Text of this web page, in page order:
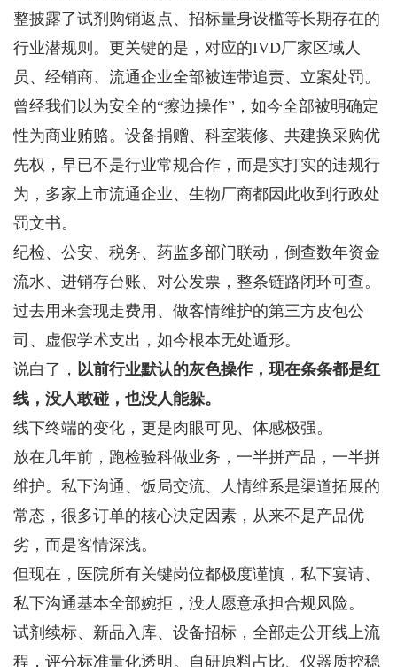
整披露了试剂购销返点、招标量身设槛等长期存在的
行业潜规则。更关键的是，对应的IVD厂家区域人
员、经销商、流通企业全部被连带追责、立案处罚。
曾经我们以为安全的“擦边操作”，如今全部被明确定
性为商业贿赂。设备捐赠、科室装修、共建换采购优
先权，早已不是行业常规合作，而是实打实的违规行
为，多家上市流通企业、生物厂商都因此收到行政处
罚文书。
纪检、公安、税务、药监多部门联动，倒查数年资金
流水、进销存台账、对公发票，整条链路闭环可查。
过去用来套现走费用、做客情维护的第三方皮包公
司、虚假学术支出，如今根本无处遁形。
说白了， 以前行业默认的灰色操作，现在条条都是红
线，没人敢碰，也没人能躲。
线下终端的变化，更是肉眼可见、体感极强。
放在几年前，跑检验科做业务，一半拼产品，一半拼
维护。私下沟通、饭局交流、人情维系是渠道拓展的
常态，很多订单的核心决定因素，从来不是产品优
劣，而是客情深浅。
但现在，医院所有关键岗位都极度谨慎，私下宴请、
私下沟通基本全部婉拒，没人愿意承担合规风险。
试剂续标、新品入库、设备招标，全部走公开线上流
程，评分标准量化透明。自研原料占比、仪器质控稳